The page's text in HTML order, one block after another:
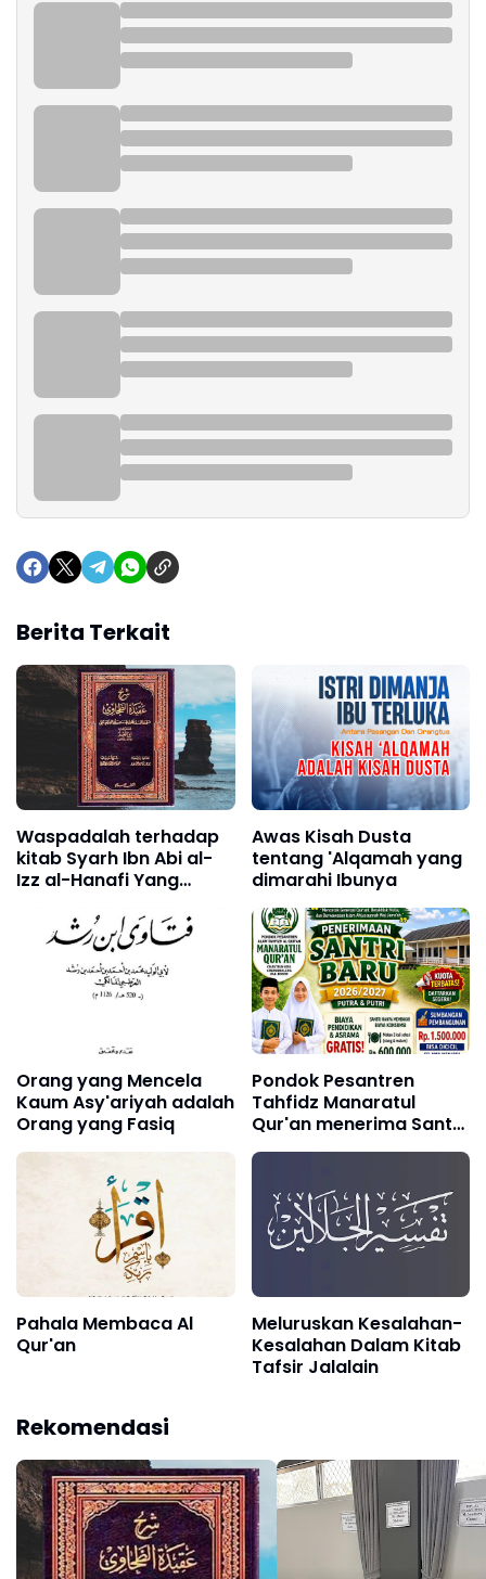
Berita Terkait
Waspadalah terhadap
kitab Syarh Ibn Abi al-
Izz al-Hanafi Yang
Awas Kisah Dusta
tentang 'Alqamah yang
dimarahi Ibunya
Orang yang Mencela
Kaum Asy'ariyah adalah
Orang yang Fasiq
Pondok Pesantren
Tahfidz Manaratul
Qur'an menerima Santri
Baru
Pahala Membaca Al
Qur'an
Meluruskan Kesalahan-
Kesalahan Dalam Kitab
Tafsir Jalalain
Rekomendasi